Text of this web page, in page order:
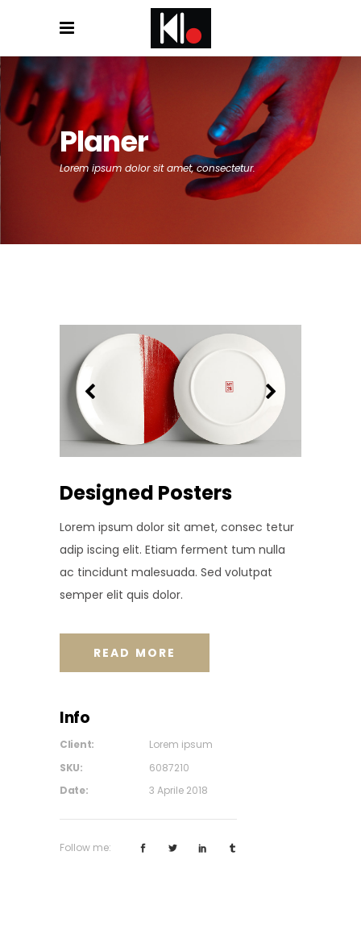
Planer
Lorem ipsum dolor sit amet, consectetur.
Designed Posters
Lorem ipsum dolor sit amet, consec tetur
adip iscing elit. Etiam ferment tum nulla
ac tincidunt malesuada. Sed volutpat
semper elit quis dolor.
READ MORE
Info
Client:
Lorem ipsum
SKU:
6087210
Date:
3 Aprile 2018
Follow me: